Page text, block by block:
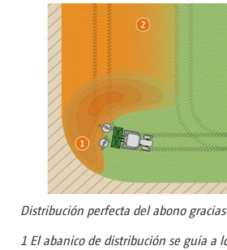
Distribución perfecta del abono
1 El abanico de distribución se guía a